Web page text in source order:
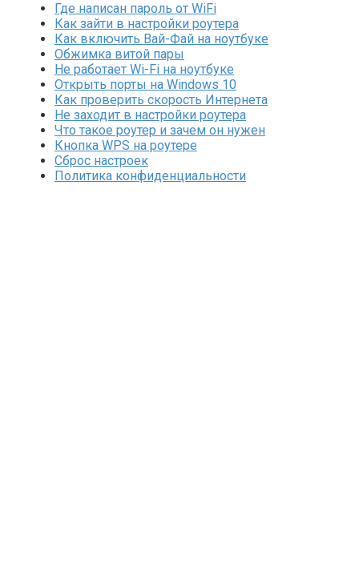
Где написан пароль от WiFi
Как зайти в настройки роутера
Как включить Вай-Фай на ноутбуке
Обжимка витой пары
Не работает Wi-Fi на ноутбуке
Открыть порты на Windows 10
Как проверить скорость Интернета
Не заходит в настройки роутера
Что такое роутер и зачем он нужен
Кнопка WPS на роутере
Сброс настроек
Политика конфиденциальности